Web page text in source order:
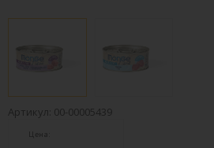
Артикул: 00-00005439
Цена: